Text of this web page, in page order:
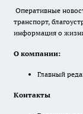
Оперативные
транспорт,
информация о
О компании:
Главный
Контакты